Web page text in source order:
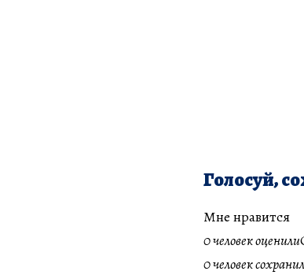
Голосуй,
Мне нравится
0 человек оценили
0 человек